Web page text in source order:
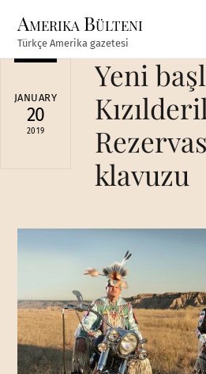
content
Amerika Bülteni
Türkçe Amerika gazetesi
JANUARY
20
2019
Yeni
klavuzu